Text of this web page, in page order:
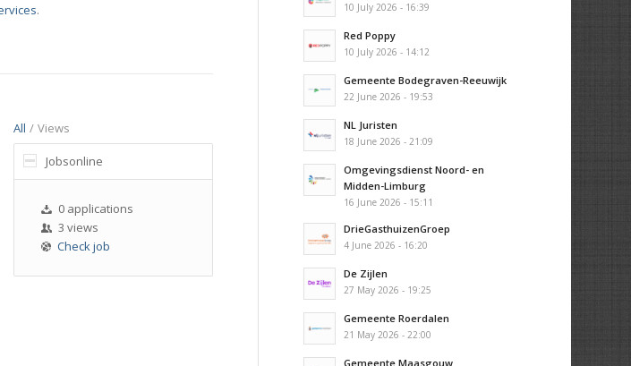
.
All / Views
Jobsonline
0 applications
3 views
Check job
10 July 2026 - 16:39
Red Poppy
10 July 2026 - 14:12
Gemeente Bodegraven-Reeuwijk
22 June 2026 - 19:53
NL Juristen
18 June 2026 - 21:09
Omgevingsdienst Noord- en
Midden-Limburg
16 June 2026 - 15:11
DrieGasthuizenGroep
4 June 2026 - 16:20
De Zijlen
27 May 2026 - 19:25
Gemeente Roerdalen
21 May 2026 - 22:00
Gemeente Maasgouw